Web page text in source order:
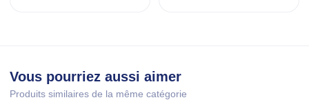
Vous pourriez aussi aimer
Produits similaires de la même catégorie